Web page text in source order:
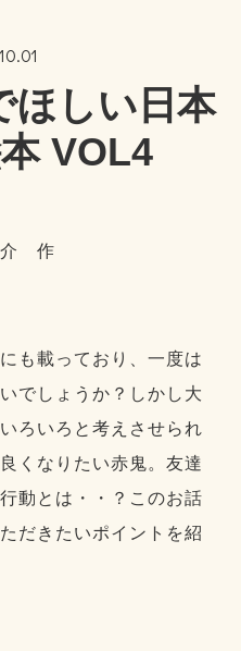
ほしい日本
VOL4
介 作
も載っており、一度は
でしょうか？しかし大
ろいろと考えさせられ
くなりたい赤鬼。友達
動とは・・？このお話
だきたいポイントを紹